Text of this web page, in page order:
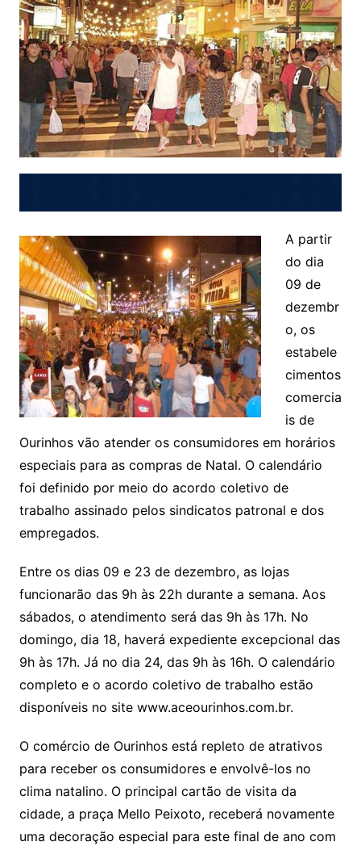
A partir
do dia
09 de
dezembr
o, os
estabele
cimentos
comercia
is de
Ourinhos vão atender os consumidores em horários
especiais para as compras de Natal. O calendário
foi definido por meio do acordo coletivo de
trabalho assinado pelos sindicatos patronal e dos
empregados.
Entre os dias 09 e 23 de dezembro, as lojas
funcionarão das 9h às 22h durante a semana. Aos
sábados, o atendimento será das 9h às 17h. No
domingo, dia 18, haverá expediente excepcional das
9h às 17h. Já no dia 24, das 9h às 16h. O calendário
completo e o acordo coletivo de trabalho estão
disponíveis no site www.aceourinhos.com.br.
O comércio de Ourinhos está repleto de atrativos
para receber os consumidores e envolvê-los no
clima natalino. O principal cartão de visita da
cidade, a praça Mello Peixoto, receberá novamente
uma decoração especial para este final de ano com